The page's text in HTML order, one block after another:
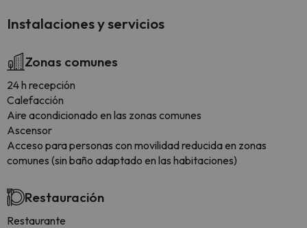
Instalaciones y servicios
Zonas comunes
24 h recepción
Calefacción
Aire acondicionado en las zonas comunes
Ascensor
Acceso para personas con movilidad reducida en zonas
comunes (sin baño adaptado en las habitaciones)
Restauración
Restaurante